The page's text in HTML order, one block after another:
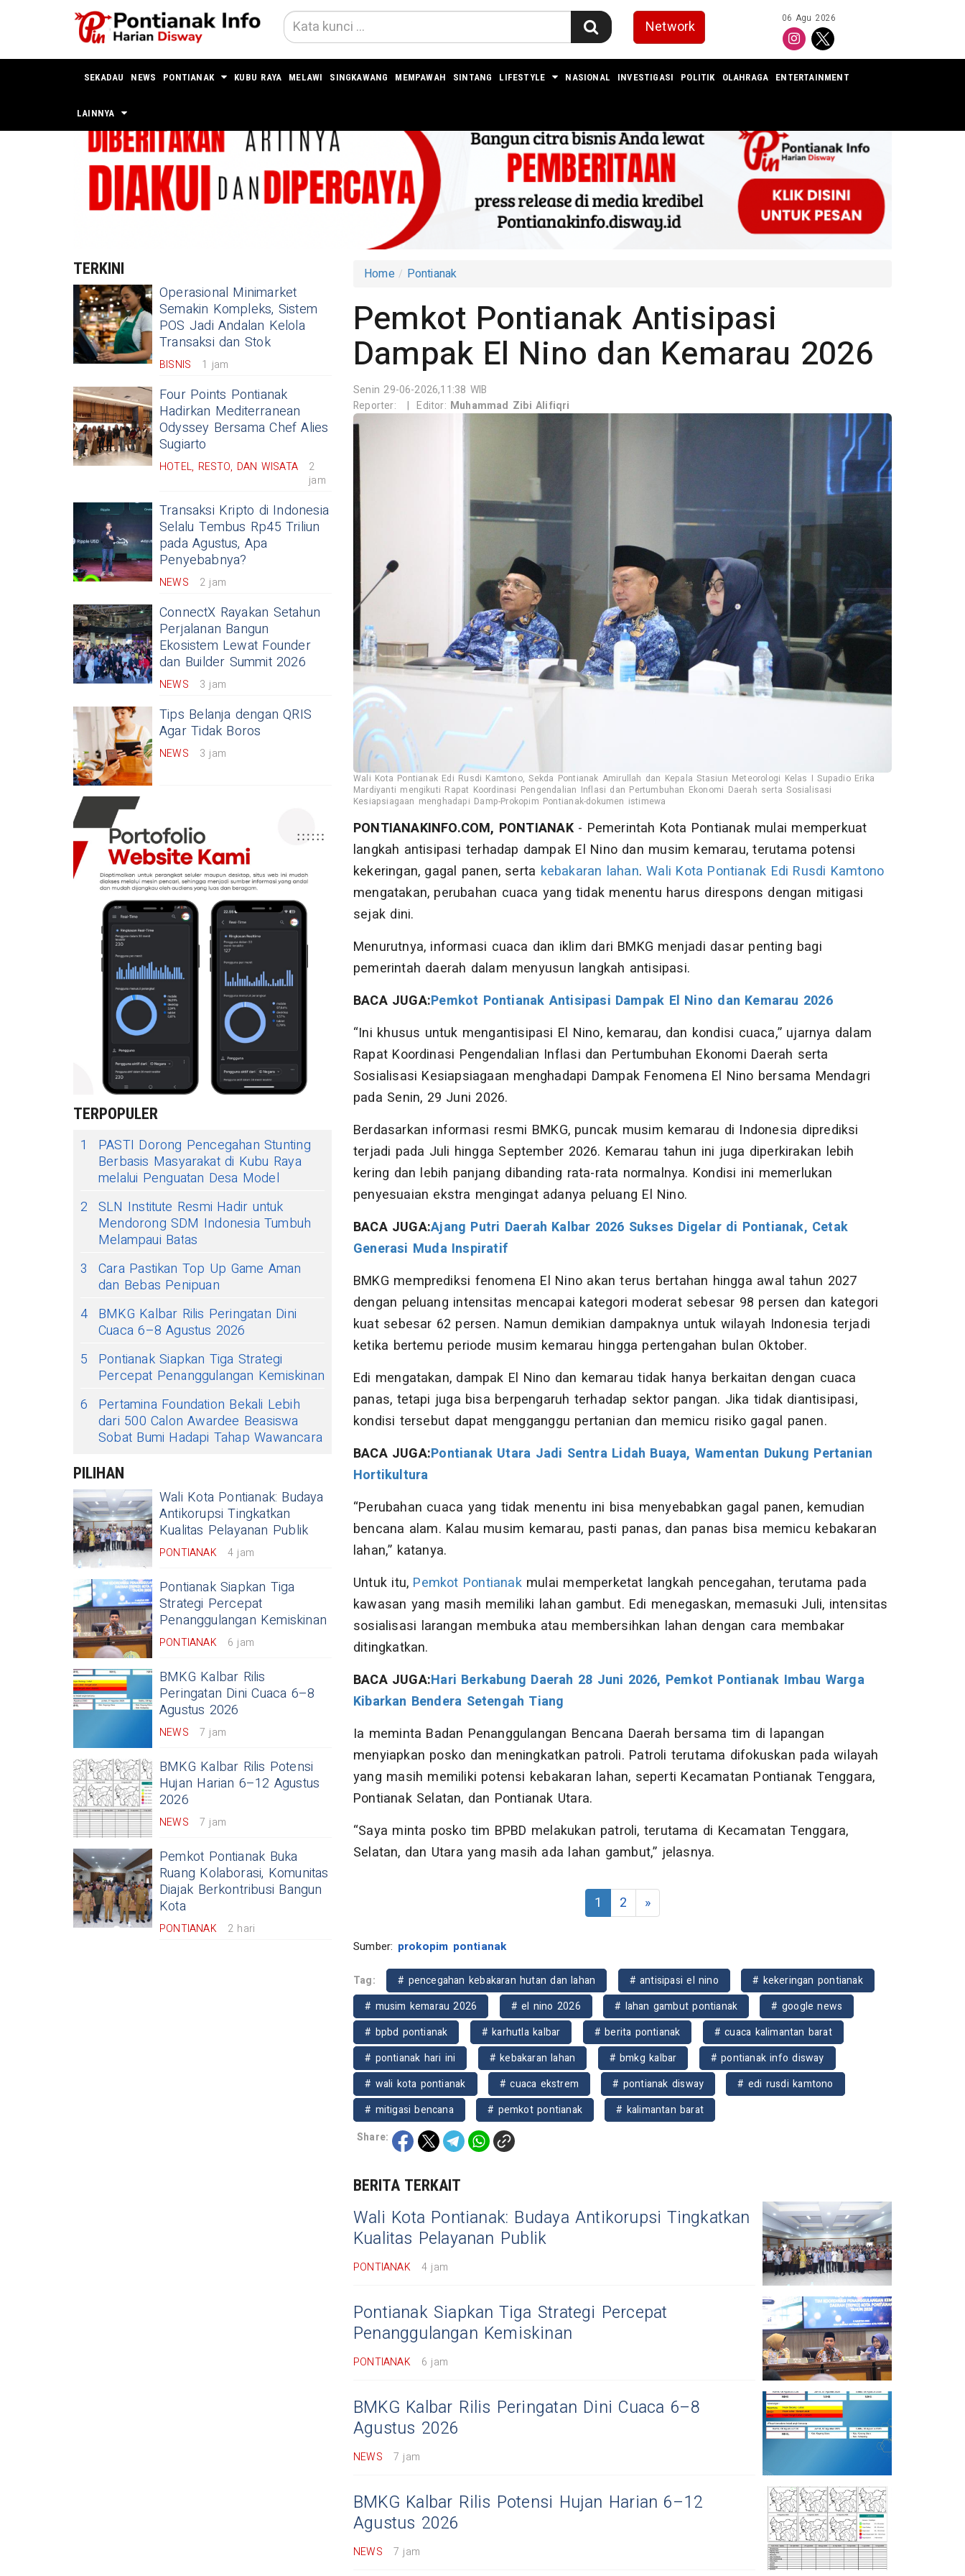
Network 06 Agu 2026
SEKADAU NEWS PONTIANAK KUBU RAYA MELAWI SINGKAWANG MEMPAWAH SINTANG LIFESTYLE NASIONAL INVESTIGASI POLITIK OLAHRAGA ENTERTAINMENT
LAINNYA
TERKINI
Operasional Minimarket
Semakin Kompleks, Sistem
POS Jadi Andalan Kelola
Transaksi dan Stok
BISNIS 1 jam
Four Points Pontianak
Hadirkan Mediterranean
Odyssey Bersama Chef Alies
Sugiarto
HOTEL, RESTO, DAN WISATA
2
jam
Transaksi Kripto di Indonesia
Selalu Tembus Rp45 Triliun
pada Agustus, Apa
Penyebabnya?
NEWS 2 jam
ConnectX Rayakan Setahun
Perjalanan Bangun
Ekosistem Lewat Founder
dan Builder Summit 2026
NEWS 3 jam
Tips Belanja dengan QRIS
Agar Tidak Boros
NEWS 3 jam
TERPOPULER
1
PASTI Dorong Pencegahan Stunting
Berbasis Masyarakat di Kubu Raya
melalui Penguatan Desa Model
2 SLN Institute Resmi Hadir untuk
Mendorong SDM Indonesia Tumbuh
Melampaui Batas
3
Cara Pastikan Top Up Game Aman
dan Bebas Penipuan
4 BMKG Kalbar Rilis Peringatan Dini
Cuaca 6–8 Agustus 2026
5
Pontianak Siapkan Tiga Strategi
Percepat Penanggulangan Kemiskinan
6
Pertamina Foundation Bekali Lebih
dari 500 Calon Awardee Beasiswa
Sobat Bumi Hadapi Tahap Wawancara
PILIHAN
Wali Kota Pontianak: Budaya
Antikorupsi Tingkatkan
Kualitas Pelayanan Publik
PONTIANAK 4 jam
Pontianak Siapkan Tiga
Strategi Percepat
Penanggulangan Kemiskinan
PONTIANAK 6 jam
BMKG Kalbar Rilis
Peringatan Dini Cuaca 6–8
Agustus 2026
NEWS 7 jam
BMKG Kalbar Rilis Potensi
Hujan Harian 6–12 Agustus
2026
NEWS 7 jam
Pemkot Pontianak Buka
Ruang Kolaborasi, Komunitas
Diajak Berkontribusi Bangun
Kota
PONTIANAK 2 hari
Home Pontianak
Pemkot Pontianak Antisipasi
Dampak El Nino dan Kemarau 2026
Senin 29-06-2026,11:38 WIB
Reporter:
| Editor: Muhammad Zibi Alifiqri
Wali Kota Pontianak Edi Rusdi Kamtono, Sekda Pontianak Amirullah dan Kepala Stasiun Meteorologi Kelas I Supadio Erika
Mardiyanti mengikuti Rapat Koordinasi Pengendalian Inflasi dan Pertumbuhan Ekonomi Daerah serta Sosialisasi
Kesiapsiagaan menghadapi Damp-Prokopim Pontianak-dokumen istimewa
PONTIANAKINFO.COM, PONTIANAK- Pemerintah Kota Pontianak mulai memperkuat
langkah antisipasi terhadap dampak El Nino dan musim kemarau, terutama potensi
kekeringan, gagal panen, serta kebakaran lahan.Wali Kota Pontianak Edi Rusdi Kamtono
mengatakan, perubahan cuaca yang tidak menentu harus direspons dengan mitigasi
sejak dini.
Menurutnya, informasi cuaca dan iklim dari BMKG menjadi dasar penting bagi
pemerintah daerah dalam menyusun langkah antisipasi.
BACA JUGA:Pemkot Pontianak Antisipasi Dampak El Nino dan Kemarau 2026
“Ini khusus untuk mengantisipasi El Nino, kemarau, dan kondisi cuaca,” ujarnya dalam
Rapat Koordinasi Pengendalian Inflasi dan Pertumbuhan Ekonomi Daerah serta
Sosialisasi Kesiapsiagaan menghadapi Dampak Fenomena El Nino bersama Mendagri
pada Senin, 29 Juni 2026.
Berdasarkan informasi resmi BMKG, puncak musim kemarau di Indonesia diprediksi
terjadi pada Juli hingga September 2026. Kemarau tahun ini juga diperkirakan lebih
kering dan lebih panjang dibanding rata-rata normalnya. Kondisi ini memerlukan
penyesuaian ekstra mengingat adanya peluang El Nino.
BACA JUGA:Ajang Putri Daerah Kalbar 2026 Sukses Digelar di Pontianak, Cetak
Generasi Muda Inspiratif
BMKG memprediksi fenomena El Nino akan terus bertahan hingga awal tahun 2027
dengan peluang intensitas mencapai kategori moderat sebesar 98 persen dan kategori
kuat sebesar 62 persen. Namun demikian dampaknya untuk wilayah Indonesia terjadi
ketika bertemu periode musim kemarau hingga pertengahan bulan Oktober.
Edi mengatakan, dampak El Nino dan kemarau tidak hanya berkaitan dengan cuaca
panas, tetapi juga bisa berpengaruh terhadap sektor pangan. Jika tidak diantisipasi,
kondisi tersebut dapat mengganggu pertanian dan memicu risiko gagal panen.
BACA JUGA:Pontianak Utara Jadi Sentra Lidah Buaya, Wamentan Dukung Pertanian
Hortikultura
“Perubahan cuaca yang tidak menentu ini bisa menyebabkan gagal panen, kemudian
bencana alam. Kalau musim kemarau, pasti panas, dan panas bisa memicu kebakaran
lahan,” katanya.
Untuk itu, Pemkot Pontianakmulai memperketat langkah pencegahan, terutama pada
kawasan yang masih memiliki lahan gambut. Edi menegaskan, memasuki Juli, intensitas
sosialisasi larangan membuka atau membersihkan lahan dengan cara membakar
ditingkatkan.
BACA JUGA:Hari Berkabung Daerah 28 Juni 2026, Pemkot Pontianak Imbau Warga
Kibarkan Bendera Setengah Tiang
Ia meminta Badan Penanggulangan Bencana Daerah bersama tim di lapangan
menyiapkan posko dan meningkatkan patroli. Patroli terutama difokuskan pada wilayah
yang masih memiliki potensi kebakaran lahan, seperti Kecamatan Pontianak Tenggara,
Pontianak Selatan, dan Pontianak Utara.
“Saya minta posko tim BPBD melakukan patroli, terutama di Kecamatan Tenggara,
Selatan, dan Utara yang masih ada lahan gambut,” jelasnya.
1 2 »
Sumber: prokopim pontianak
Tag: # pencegahan kebakaran hutan dan lahan # antisipasi el nino
# kekeringan pontianak
# musim kemarau 2026
# el nino 2026 # lahan gambut pontianak
# google news
# bpbd pontianak
# karhutla kalbar # berita pontianak
# cuaca kalimantan barat
# pontianak hari ini
# kebakaran lahan # bmkg kalbar
# pontianak info disway
# wali kota pontianak
# cuaca ekstrem # pontianak disway
# edi rusdi kamtono
# mitigasi bencana
# pemkot pontianak
# kalimantan barat
Share:
BERITA TERKAIT
Wali Kota Pontianak: Budaya Antikorupsi Tingkatkan
Kualitas Pelayanan Publik
PONTIANAK 4 jam
Pontianak Siapkan Tiga Strategi Percepat
Penanggulangan Kemiskinan
PONTIANAK 6 jam
BMKG Kalbar Rilis Peringatan Dini Cuaca 6–8
Agustus 2026
NEWS 7 jam
BMKG Kalbar Rilis Potensi Hujan Harian 6–12
Agustus 2026
NEWS 7 jam